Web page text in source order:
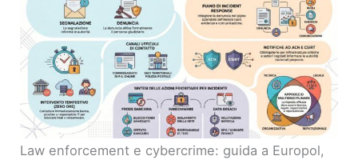
Law enforcement e cybercrime: guida a Europol,